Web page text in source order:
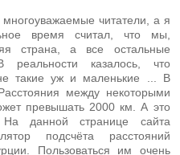
читатели, а я
время считал, что мы,
страна, а все остальные
реальности казалось, что
такие уж и маленькие ... В
между некоторыми
превышать 2000 км. А это
данной странице сайта
подсчёта расстояний
Пользоваться им очень